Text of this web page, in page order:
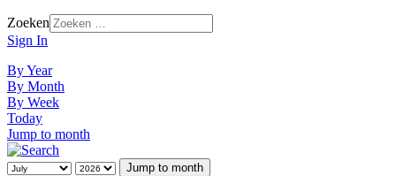
Zoeken
Sign In
By Year
By Month
By Week
Today
Jump to month
Jump to month